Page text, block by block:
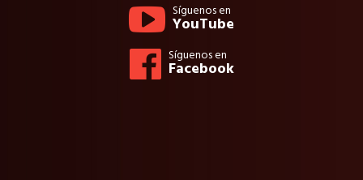
Síguenos en
YouTube
Síguenos en
Facebook